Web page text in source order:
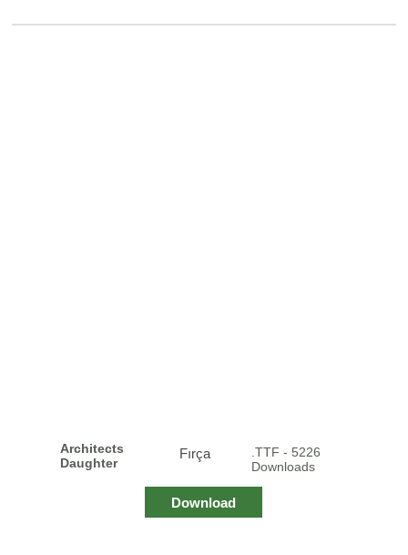
Architects
Daughter
Fırça
.TTF - 5226
Downloads
Download